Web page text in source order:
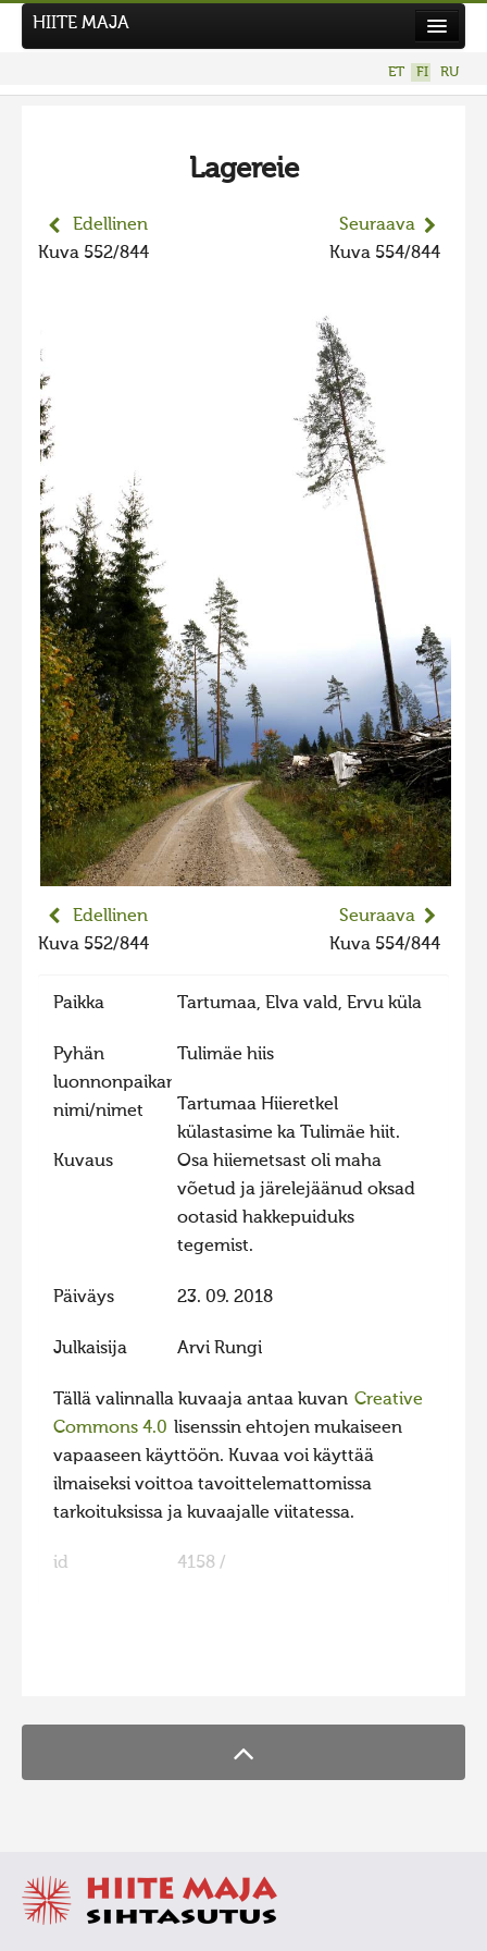
Hiite kuvavõistlus 2026
Hiisien kuvakilpailu 2025
Hiisien kuvakilpailu 2023
2023 kuvakilpailu lisä
Liikkuvat kuvat 2023
Hiite kuvavõistlus 2022
Hiite kuvavõistlus 2022 lisa
Liikkuvat kuvat 2022
Hiite kuvavõistlus 2021
Liikkuvat kuvat 2021
Hiite kuvavõistlus 2020
Liikkuvat kuvat 2020
Hiite kuvavõistlus 2019
Hiite kuvavõistlus 2018
Hiite kuvavõistlus 2015
Hiite kuvavõistlus 2014
Hiite kuvavõistlus 2013
Hiite kuvavõistlus 2012
Hiite kuvavõistlus 2011
Hiite kuvavõistlus 2010
HIITE MAJA
ET FI RU
Lagereie
Edellinen
Kuva 552/844
Seuraava
Kuva 554/844
Edellinen
Kuva 552/844
Seuraava
Kuva 554/844
Paikka Tartumaa, Elva vald, Ervu küla
Pyhän
luonnonpaikan
nimi/nimet
Tulimäe hiis
Kuvaus
Tartumaa Hiieretkel
külastasime ka Tulimäe hiit.
Osa hiiemetsast oli maha
võetud ja järelejäänud oksad
ootasid hakkepuiduks
tegemist.
Päiväys 23. 09. 2018
Julkaisija Arvi Rungi
Tällä valinnalla kuvaaja antaa kuvan Creative
Commons 4.0 lisenssin ehtojen mukaiseen
vapaaseen käyttöön. Kuvaa voi käyttää
ilmaiseksi voittoa tavoittelemattomissa
tarkoituksissa ja kuvaajalle viitatessa.
id 4158 /